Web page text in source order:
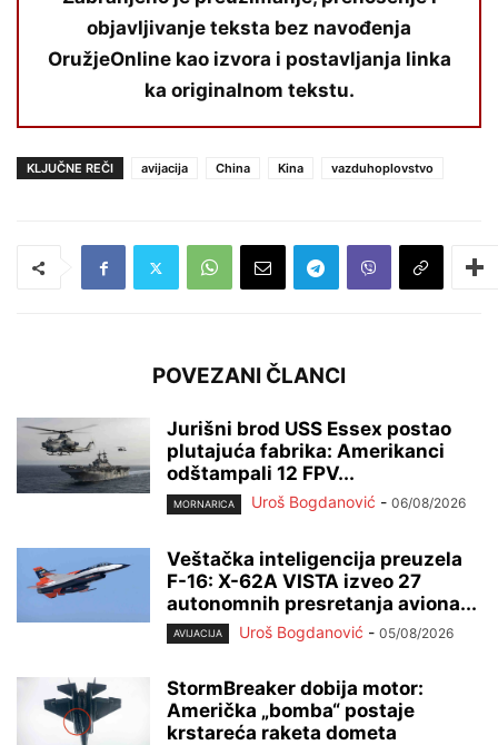
objavljivanje teksta bez navođenja
OružjeOnline kao izvora i postavljanja linka
ka originalnom tekstu.
KLJUČNE REČI avijacija China Kina vazduhoplovstvo
POVEZANI ČLANCI
Jurišni brod USS Essex postao
plutajuća fabrika: Amerikanci
odštampali 12 FPV...
MORNARICA Uroš Bogdanović - 06/08/2026
Veštačka inteligencija preuzela
F-16: X-62A VISTA izveo 27
autonomnih presretanja aviona...
AVIJACIJA Uroš Bogdanović - 05/08/2026
StormBreaker dobija motor:
Američka „bomba“ postaje
krstareća raketa dometa